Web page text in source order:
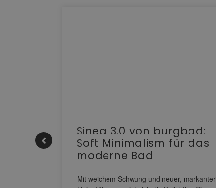
Sinea 3.0 von burgbad:
Soft Minimalism für das
moderne Bad
Mit weichem Schwung und neuer, markanter